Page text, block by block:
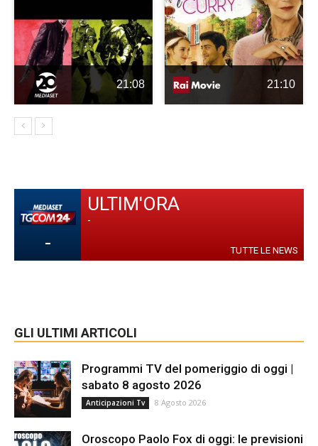
21:08 21:10
-
ULTIM'ORA
-
TUTTE LE NEWS
GLI ULTIMI ARTICOLI
Programmi TV del pomeriggio di oggi |
sabato 8 agosto 2026
Anticipazioni Tv 8 Agosto 2026
Oroscopo Paolo Fox di oggi: le previsioni